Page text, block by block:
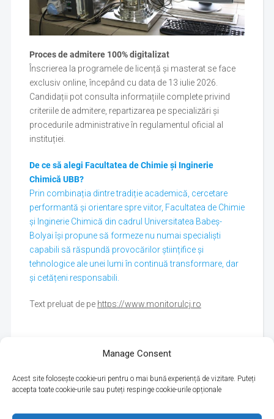
Manage Consent
Acest site folosește cookie-uri pentru o mai bună experiență de vizitare. Puteți
accepta toate cookie-urile sau puteți respinge cookie-urile opționale
Proces de admitere 100% digitalizat
Înscrierea la programele de licență și masterat se face
exclusiv online, începând cu data de 13 iulie 2026.
Candidații pot consulta informațiile complete privind
criteriile de admitere, repartizarea pe specializări și
procedurile administrative în regulamentul oficial al
instituției.
De ce să alegi Facultatea de Chimie și Inginerie
Chimică UBB?
Prin combinația dintre tradiție academică, cercetare
performantă și orientare spre viitor, Facultatea de Chimie
și Inginerie Chimică din cadrul Universitatea Babeș-
Bolyai își propune să formeze nu numai specialiști
capabili să răspundă provocărilor științifice și
tehnologice ale unei lumi în continuă transformare, dar
și cetățeni responsabili.
Text preluat de pe https://www.monitorulcj.ro